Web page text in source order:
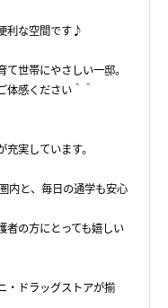
利な空間です♪
世帯にやさしい一邸。
体感ください＾＾
実しています。
内と、毎日の通学も安心
者の方にとっても嬉しい
・ドラッグストアが揃